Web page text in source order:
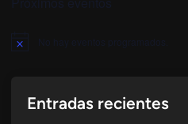
Aviso
Entradas recientes